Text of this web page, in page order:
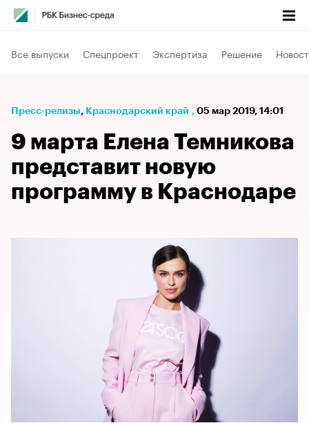
Все выпуски Спецпроект Экспертиза Решение
Пресс-релизы⁠, Краснодарский край , 05 мар 2019, 14:01
9 марта Елена Темникова
представит новую
программу в Краснодаре